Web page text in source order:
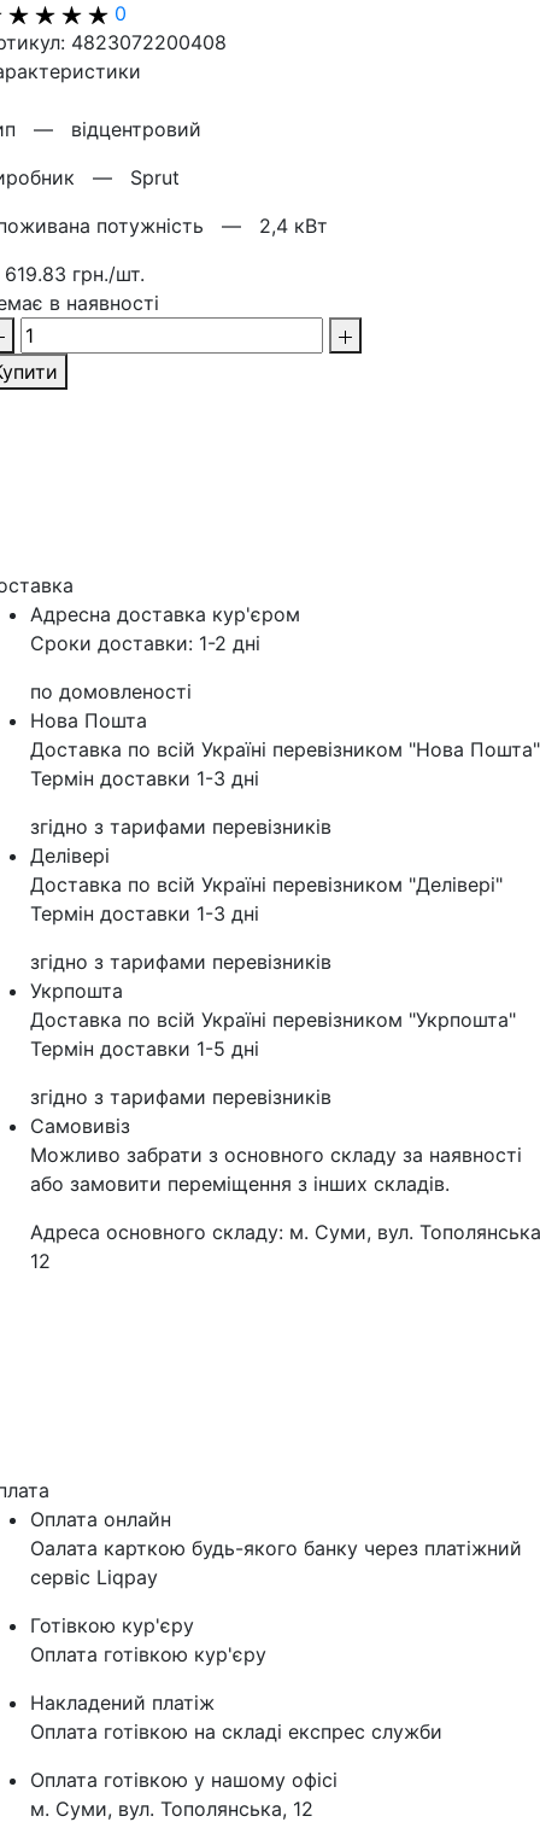
0
4823072200408
— відцентровий
— Sprut
потужність — 2,4 кВт
619.83 грн./шт.
в наявності
Адресна доставка кур'‎єром
Сроки доставки: 1-2 дні
по домовленості
Нова Пошта
Доставка по всій Україні перевізником "Нова Пошта"
Термін доставки 1-3 дні
згідно з тарифами перевізників
Делівері
Доставка по всій Україні перевізником "Делівері"
Термін доставки 1-3 дні
згідно з тарифами перевізників
Укрпошта
Доставка по всій Україні перевізником "Укрпошта"
Термін доставки 1-5 дні
згідно з тарифами перевізників
Самовивіз
Можливо забрати з основного складу за наявності
або замовити переміщення з інших складів.
Адреса основного складу: м. Суми, вул.
12
Оплата онлайн
Оалата карткою будь-якого банку через платіжний
сервіс Liqpay
Готівкою кур'єру
Оплата готівкою кур'єру
Накладений платіж
Оплата готівкою на складі експрес служби
Оплата готівкою у нашому офісі
м. Суми, вул. Тополянська, 12